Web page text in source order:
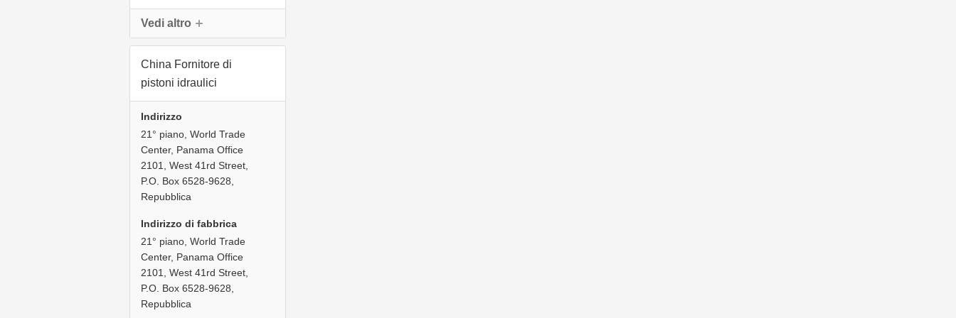
Vedi altro
China Fornitore di
pistoni idraulici
Indirizzo
21° piano, World Trade
Center, Panama Office
2101, West 41rd Street,
P.O. Box 6528-9628,
Repubblica
Indirizzo di fabbrica
21° piano, World Trade
Center, Panama Office
2101, West 41rd Street,
P.O. Box 6528-9628,
Repubblica